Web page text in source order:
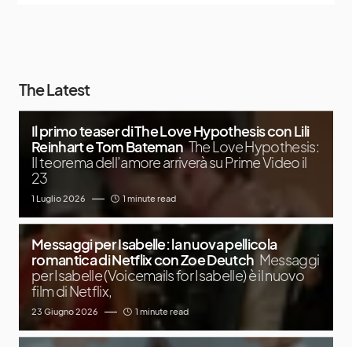
The Latest
Il primo teaser di The Love Hypothesis con Lili
Reinhart e Tom Bateman The Love Hypothesis:
Il teorema dell’amore arriverà su Prime Video il
23
1 Luglio 2026 1 minute read
Messaggi per Isabelle: la nuova pellicola
romantica di Netflix con Zoe Deutch Messaggi
per Isabelle (Voicemails for Isabelle) è il nuovo
film di Netflix,
23 Giugno 2026 1 minute read